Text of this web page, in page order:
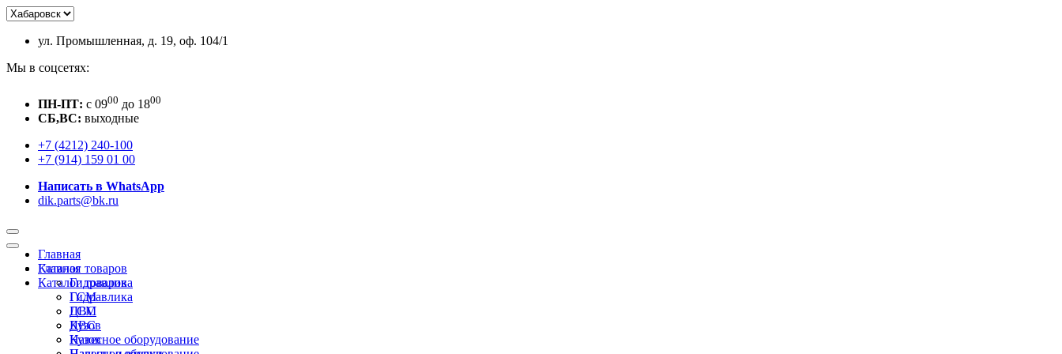
ул. Промышленная, д. 19, оф. 104/1
Мы в соцсетях:
ПН-ПТ: c 0900 до 1800
СБ,ВС: выходные
+7 (4212) 240-100
+7 (914) 159 01 00
Написать в WhatsApp
dik.parts@bk.ru
Главная
Каталог товаров
Гидравлика
ГСМ
ДВС
Кузов
Навесное оборудование
Главная
Каталог товаров
Гидравлика
ГСМ
ДВС
Кузов